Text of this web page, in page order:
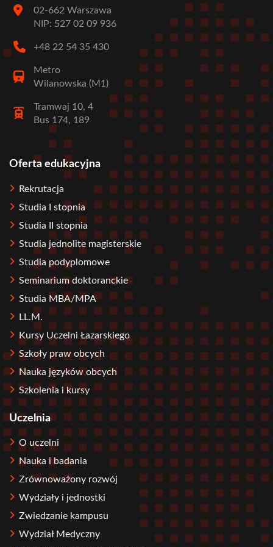
02-662 Warszawa
NIP: 527 02 09 936
+48 22 54 35 430
Metro
Wilanowska (M1)
Tramwaj 10, 4
Bus 174, 189
Stopka
Oferta edukacyjna
Rekrutacja
Studia I stopnia
Studia II stopnia
Studia jednolite magisterskie
Studia podyplomowe
Seminarium doktoranckie
Studia MBA/MPA
LL.M.
Kursy Uczelni Łazarskiego
Szkoły praw obcych
Nauka języków obcych
Szkolenia i kursy
Uczelnia
O uczelni
Nauka i badania
Zrównoważony rozwój
Wydziały i jednostki
Zwiedzanie kampusu
Wydział Medyczny